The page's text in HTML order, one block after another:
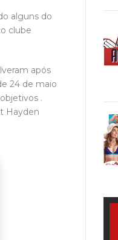
alguns do
clube
após
24 de maio
.
Hayden